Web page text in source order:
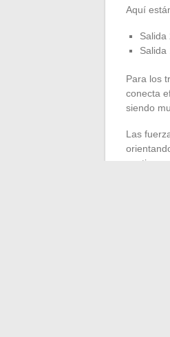
Aquí
Salida
Salida
Para los
conecta
siendo
Las